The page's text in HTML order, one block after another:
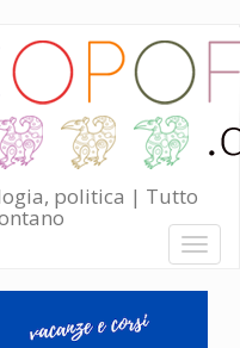
politica | Tutto
Toggle